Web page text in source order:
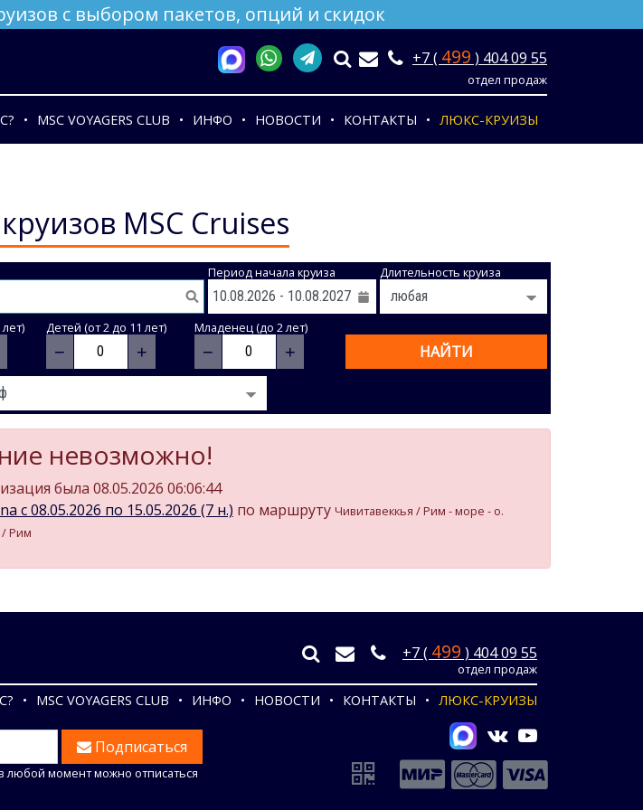
с выбором пакетов, опций и скидок
+7 ( 499 ) 404 09 55
отдел продаж
MSC VOYAGERS CLUB ИНФО НОВОСТИ КОНТАКТЫ ЛЮКС-КРУИЗЫ
MSC Cruises
Период начала круиза Длительность круиза
Детей (от 2 до 11 лет)
− +
Младенец (до 2 лет)
− + НАЙТИ
невозможно!
была 08.05.2026 06:06:44
c 08.05.2026 по 15.05.2026 (7 н.) по маршруту Чивитавеккья / Рим - море - о.
/ Рим
+7 ( 499 ) 404 09 55
отдел продаж
MSC VOYAGERS CLUB ИНФО НОВОСТИ КОНТАКТЫ ЛЮКС-КРУИЗЫ
Подписаться
любой момент можно отписаться